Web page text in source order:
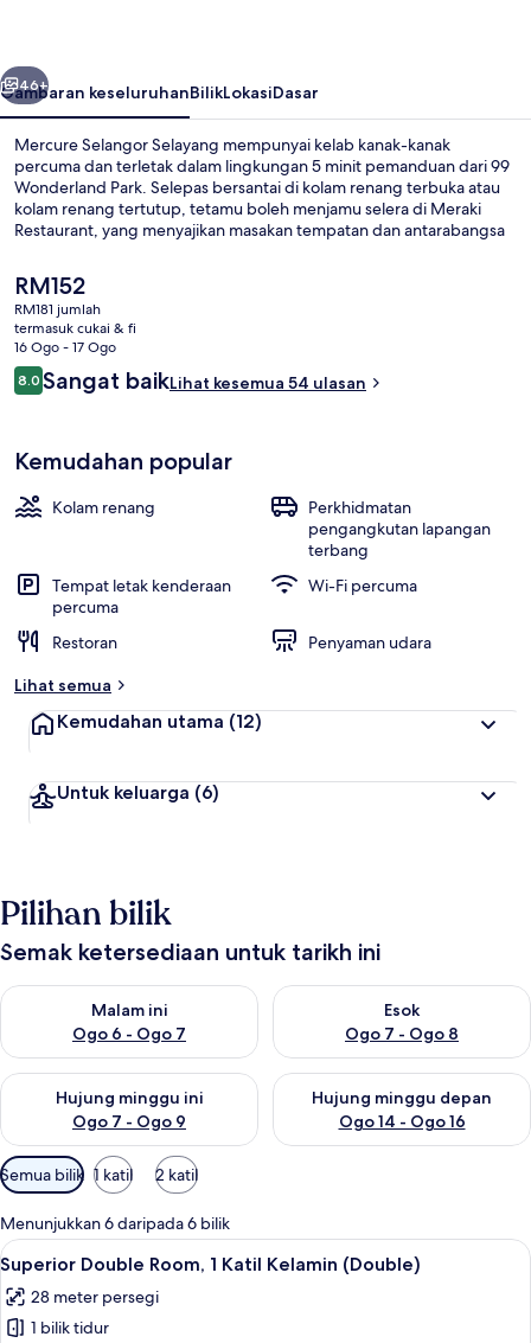
Seterusnya
46+
Gambaran keseluruhanBilikLokasiDasar
Mercure Selangor Selayang mempunyai kelab kanak-kanak
percuma dan terletak dalam lingkungan 5 minit pemanduan dari 99
Wonderland Park. Selepas bersantai di kolam renang terbuka atau
kolam renang tertutup, tetamu boleh menjamu selera di Meraki
Restaurant, yang menyajikan masakan tempatan dan antarabangsa
Pusat kecergasan dan bar/ruang istirahat merupakan sorotan lain.
Harga
semasa
ialah
RM152
RM152
RM181 jumlah
termasuk cukai & fi
16 Ogo - 17 Ogo
Ulasan
8.08.0 daripada 10
Sangat baikLihat kesemua 54 ulasan
Kemudahan popular
Kolam renang
Perkhidmatan
pengangkutan lapangan
terbang
Tempat letak kenderaan
percuma
Wi-Fi percuma
Restoran
Penyaman udara
Lihat semua
Kemudahan utama (12)
Untuk keluarga (6)
Pilihan bilik
Semak ketersediaan untuk tarikh ini
Malam ini
Ogo 6 - Ogo 7
Semak ketersediaan untuk malam ini Ogo 6 - Ogo 7
Esok
Ogo 7 - Ogo 8
Semak ketersediaan untuk
Hujung minggu ini
Ogo 7 - Ogo 9
Semak ketersediaan untuk hujung minggu ini Ogo 7 - Ogo 9
Hujung minggu depan
Ogo 14 - Ogo 16
Semak ketersediaan untuk
Penapis
yang
tersedia
untuk
bilik
Semua bilik 1 katil 2 katil
Menunjukkan 6 daripada 6 bilik
Lihat
semua
foto
untuk
Bar mini, peti besi dalam bilik, meja,
5
Superior Double Room, 1 Katil Kelamin (Double)
28 meter persegi
1 bilik tidur